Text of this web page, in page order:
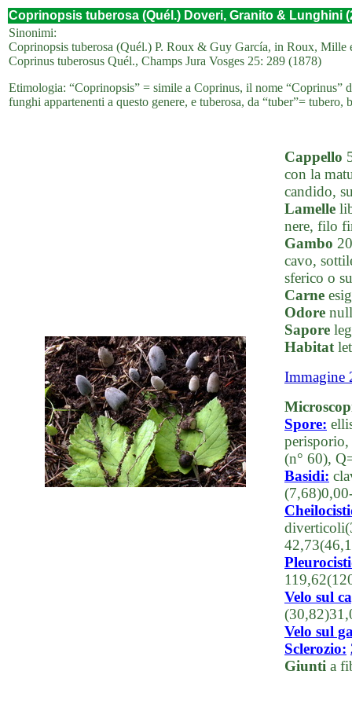
Coprinopsis tuberosa (Quél.) Doveri, Granito & Lunghini
Sinonimi:
Coprinopsis tuberosa (Quél.) P. Roux & Guy García, in Roux, Mille
Coprinus tuberosus Quél., Champs Jura Vosges 25: 289 (1878)
Etimologia: “Coprinopsis” = simile a Coprinus, il nome “Coprinus”
funghi appartenenti a questo genere, e tuberosa, da “tuber”=
Cappello
con la
candido,
Lamelle
nere, filo
Gambo
cavo,
sferico o
Carne
Odore
Sapore
Habitat
Immagine
Spore:
(n° 60),
Basidi:
Velo sul
Velo sul
Sclerozio:
Giunti a